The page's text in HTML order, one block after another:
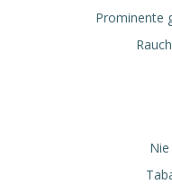
Prominente